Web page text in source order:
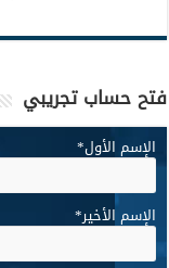
فتح حساب تجريبي
الإسم الأول*
الإسم الأخير*